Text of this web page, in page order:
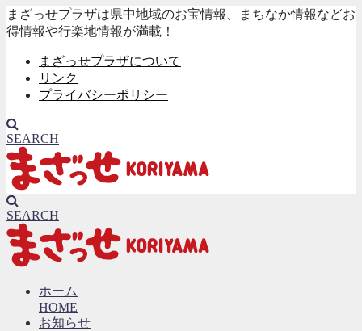
まざっせプラザは県中地域のお宝情報、まちなか情報などお
得情報や行楽地情報が満載！
まざっせプラザについて
リンク
プライバシーポリシー
SEARCH
SEARCH
ホーム
HOME
お知らせ